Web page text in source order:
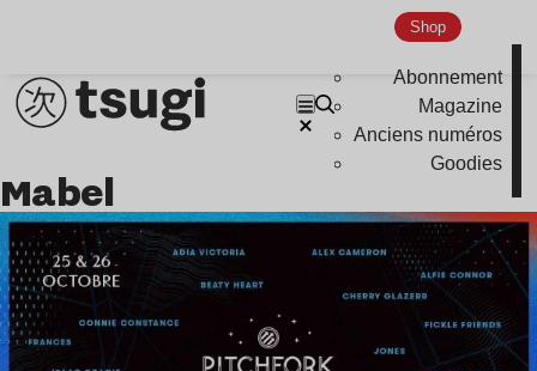
Shop
Abonnement
Magazine
Anciens numéros
Goodies
Mabel